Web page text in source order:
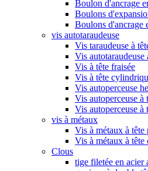
Boulon d'ancrage
Boulons
Boulons d'ancrage
vis autotaraudeuse
Vis taraudeuse à
Vis
Vis à tête fraisée
Vis à tête
Vis autoperceuse
Vis autoperceuse à
Vis autoperceuse à
vis à métaux
Vis à métaux à tête
Vis à métaux à
Clous
tige filetée en acier